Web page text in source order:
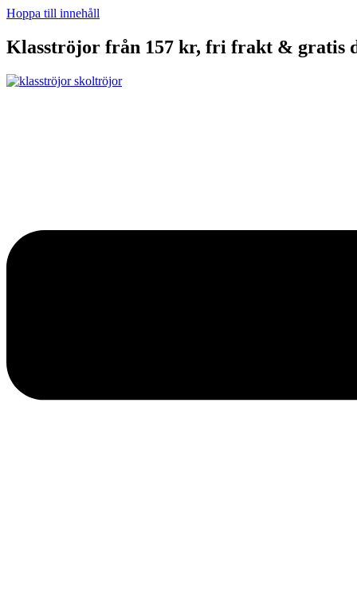
Hoppa till innehåll
Klasströjor från 157 kr, fri frakt & gratis